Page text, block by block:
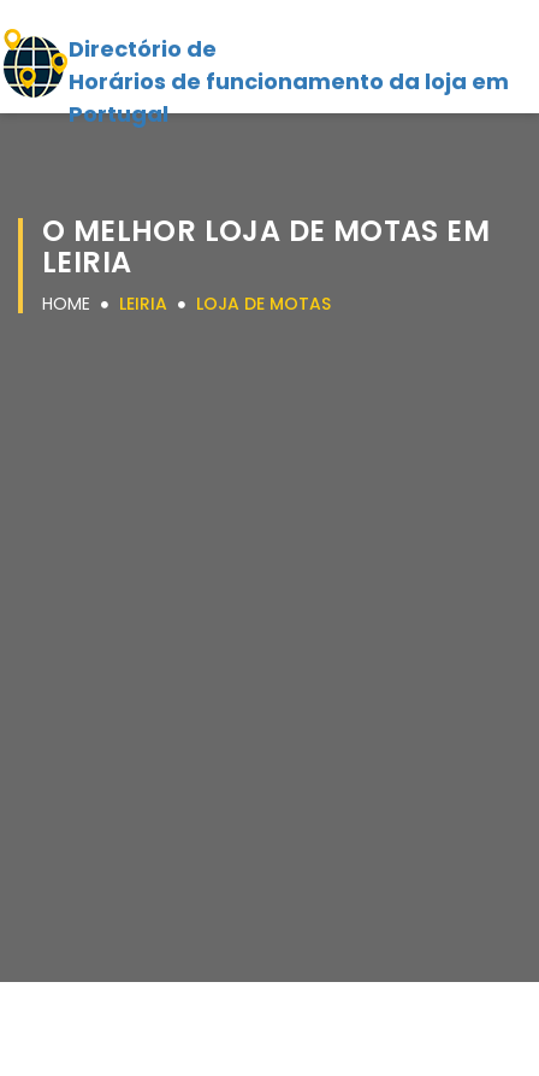
Directório de
Horários de funcionamento da loja em
Portugal
O MELHOR LOJA DE MOTAS EM
LEIRIA
HOME LEIRIA LOJA DE MOTAS